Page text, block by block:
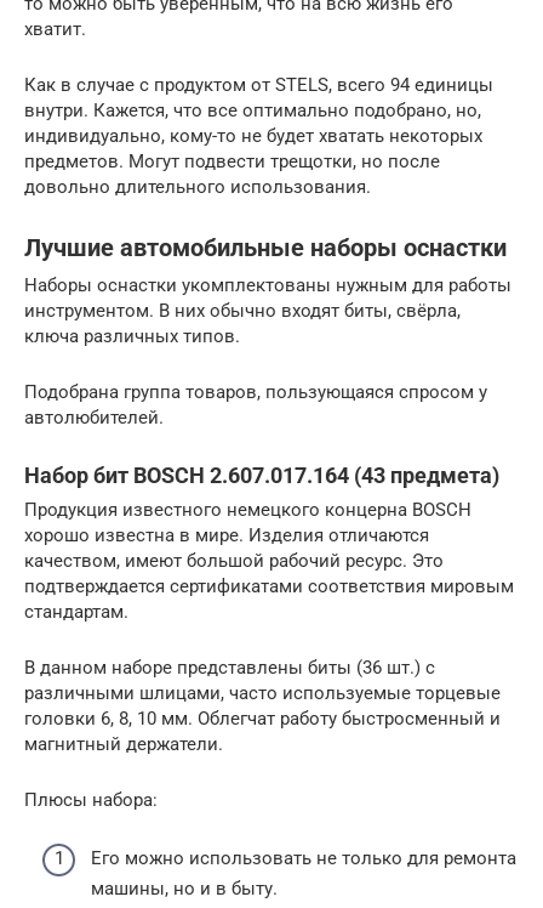
хватит.
Как в случае с продуктом от STELS, всего 94 единицы
внутри. Кажется, что все оптимально подобрано, но,
индивидуально, кому-то не будет хватать некоторых
предметов. Могут подвести трещотки, но после
довольно длительного использования.
Лучшие автомобильные наборы оснастки
Наборы оснастки укомплектованы нужным для работы
инструментом. В них обычно входят биты, свёрла,
ключа различных типов.
Подобрана группа товаров, пользующаяся спросом у
автолюбителей.
Набор бит BOSCH 2.607.017.164 (43 предмета)
Продукция известного немецкого концерна BOSCH
хорошо известна в мире. Изделия отличаются
качеством, имеют большой рабочий ресурс. Это
подтверждается сертификатами соответствия мировым
стандартам.
В данном наборе представлены биты (36 шт.) с
различными шлицами, часто используемые торцевые
головки 6, 8, 10 мм. Облегчат работу быстросменный и
магнитный держатели.
Плюсы набора:
Его можно использовать не только для ремонта
машины, но и в быту.